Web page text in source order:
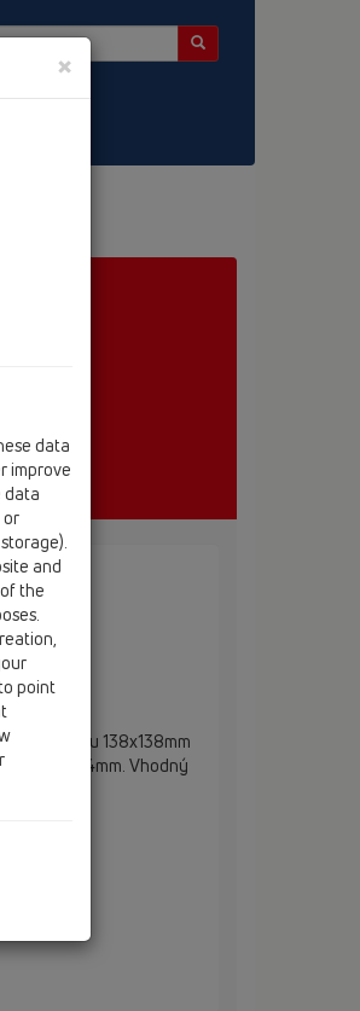
a mřížkou 138x138mm
rámečku 14mm. Vhodný
×
data
improve
data
or
and
the
point